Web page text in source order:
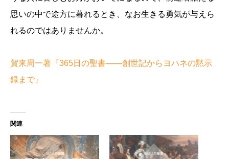
思いの中で途方に暮れるとき、なお生きる勇気が与えら
れるのではありませんか。
賀来周一著『365日の聖書――創世記からヨハネの黙示
録まで』
関連